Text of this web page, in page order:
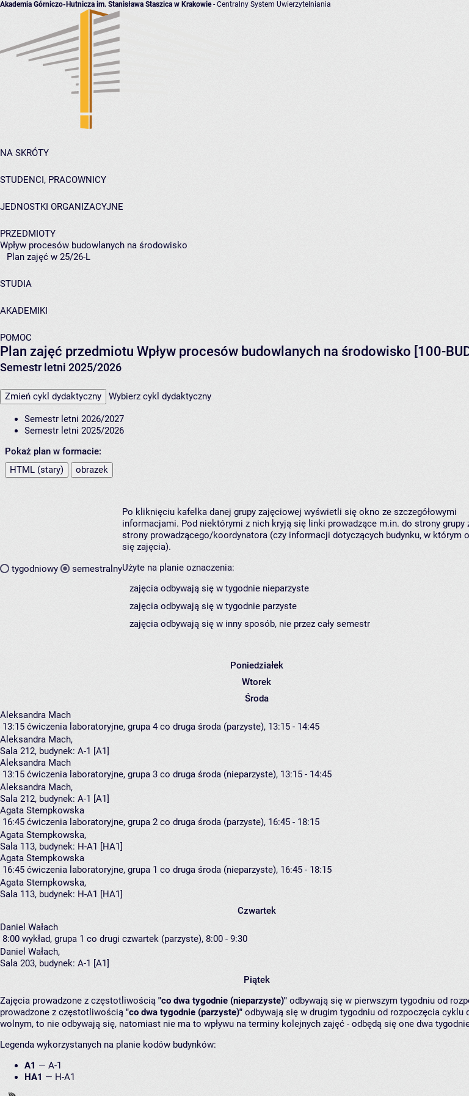
Akademia Górniczo-Hutnicza im. Stanisława Staszica w Krakowie- Centralny System Uwierzytelniania
NA SKRÓTY
STUDENCI, PRACOWNICY
JEDNOSTKI ORGANIZACYJNE
PRZEDMIOTY
Wpływ procesów budowlanych na środowisko
Plan zajęć w 25/26-L
STUDIA
AKADEMIKI
POMOC
Plan zajęć przedmiotu Wpływ procesów budowlanych na środowisko [100-
Semestr letni 2025/2026
Zmień cykl dydaktyczny Wybierz cykl dydaktyczny
Semestr letni 2026/2027
Semestr letni 2025/2026
Pokaż plan w formacie:
HTML (stary)
obrazek
tygodniowy semestralny
Po kliknięciu kafelka danej grupy zajęciowej wyświetli się okno ze szczegółowymi
informacjami. Pod niektórymi z nich kryją się linki prowadzące m.in. do strony grupy
strony prowadzącego/koordynatora (czy informacji dotyczących budynku, w którym
się zajęcia).
Użyte na planie oznaczenia:
zajęcia odbywają się w tygodnie nieparzyste
zajęcia odbywają się w tygodnie parzyste
zajęcia odbywają się w inny sposób, nie przez cały semestr
Poniedziałek
Wtorek
Środa
Aleksandra Mach
13:15 ćwiczenia laboratoryjne, grupa 4 co druga środa (parzyste), 13:15 - 14:45
Aleksandra Mach,
Sala 212, budynek: A-1 [A1]
Aleksandra Mach
13:15 ćwiczenia laboratoryjne, grupa 3 co druga środa (nieparzyste), 13:15 - 14:45
Aleksandra Mach,
Sala 212, budynek: A-1 [A1]
Agata Stempkowska
16:45 ćwiczenia laboratoryjne, grupa 2 co druga środa (parzyste), 16:45 - 18:15
Agata Stempkowska,
Sala 113, budynek: H-A1 [HA1]
Agata Stempkowska
16:45 ćwiczenia laboratoryjne, grupa 1 co druga środa (nieparzyste), 16:45 - 18:15
Agata Stempkowska,
Sala 113, budynek: H-A1 [HA1]
Czwartek
Daniel Wałach
8:00 wykład, grupa 1 co drugi czwartek (parzyste), 8:00 - 9:30
Daniel Wałach,
Sala 203, budynek: A-1 [A1]
Piątek
Zajęcia prowadzone z częstotliwością "co dwa tygodnie (nieparzyste)" odbywają się w pierwszym tygodniu od
prowadzone z częstotliwością "co dwa tygodnie (parzyste)" odbywają się w drugim tygodniu od rozpoczęcia
wolnym, to nie odbywają się, natomiast nie ma to wpływu na terminy kolejnych zajęć - odbędą się one dwa
Legenda wykorzystanych na planie kodów budynków:
A1 — A-1
HA1 — H-A1